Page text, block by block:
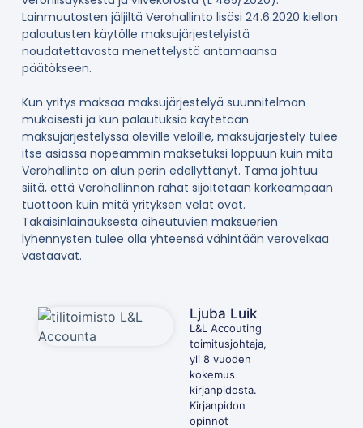
Lainmuutosten jäljiltä Verohallinto lisäsi 24.6.2020 kiellon
palautusten käytölle maksujärjestelyistä
noudatettavasta menettelystä antamaansa
päätökseen.
Kun yritys maksaa maksujärjestelyä suunnitelman
mukaisesti ja kun palautuksia käytetään
maksujärjestelyssä oleville veloille, maksujärjestely tulee
itse asiassa nopeammin maksetuksi loppuun kuin mitä
Verohallinto on alun perin edellyttänyt. Tämä johtuu
siitä, että Verohallinnon rahat sijoitetaan korkeampaan
tuottoon kuin mitä yrityksen velat ovat.
Takaisinlainauksesta aiheutuvien maksuerien
lyhennysten tulee olla yhteensä vähintään verovelkaa
vastaavat.
Ljuba Luik
L&L Accouting
toimitusjohtaja,
yli 8 vuoden
kokemus
kirjanpidosta.
Kirjanpidon
opinnot